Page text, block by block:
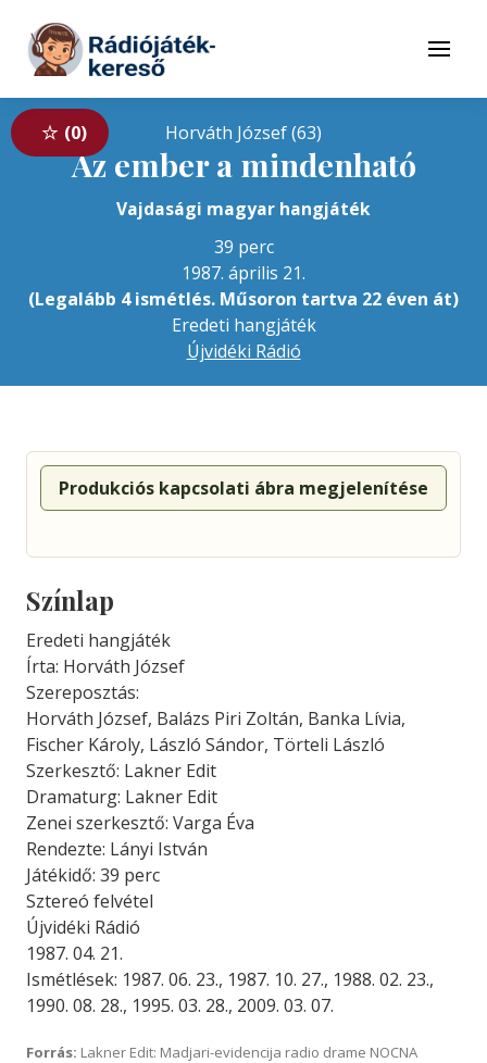
Tovább a tartalomhoz
Menü
0 Horváth József (63)
Az ember a mindenható
Vajdasági magyar hangjáték
39 perc
1987. április 21.
(Legalább 4 ismétlés. Műsoron tartva 22 éven át)
Eredeti hangjáték
Újvidéki Rádió
Produkciós kapcsolati ábra megjelenítése
Színlap
Eredeti hangjáték
Írta: Horváth József
Szereposztás:
Horváth József, Balázs Piri Zoltán, Banka Lívia,
Fischer Károly, László Sándor, Törteli László
Szerkesztő: Lakner Edit
Dramaturg: Lakner Edit
Zenei szerkesztő: Varga Éva
Rendezte: Lányi István
Játékidő: 39 perc
Sztereó felvétel
Újvidéki Rádió
1987. 04. 21.
Ismétlések: 1987. 06. 23., 1987. 10. 27., 1988. 02. 23.,
1990. 08. 28., 1995. 03. 28., 2009. 03. 07.
Forrás: Lakner Edit: Madjari-evidencija radio drame NOCNA